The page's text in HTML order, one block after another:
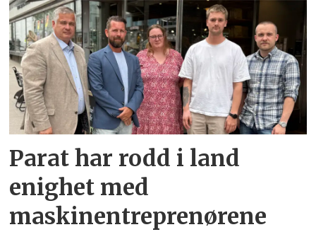
Parat har rodd i land
enighet med
maskinentreprenørene